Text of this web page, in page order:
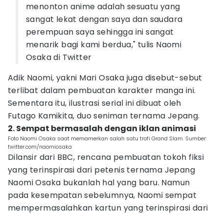
menonton anime adalah sesuatu yang
sangat lekat dengan saya dan saudara
perempuan saya sehingga ini sangat
menarik bagi kami berdua," tulis Naomi
Osaka di Twitter
Adik Naomi, yakni Mari Osaka juga disebut-sebut
terlibat dalam pembuatan karakter manga ini.
Sementara itu, ilustrasi serial ini dibuat oleh
Futago Kamikita, duo seniman ternama Jepang.
2. Sempat bermasalah dengan iklan animasi
Foto Naomi Osaka saat memamerkan salah satu trofi Grand Slam. Sumber:
twitter.com/naomiosaka
Dilansir dari BBC, rencana pembuatan tokoh fiksi
yang terinspirasi dari petenis ternama Jepang
Naomi Osaka bukanlah hal yang baru. Namun
pada kesempatan sebelumnya, Naomi sempat
mempermasalahkan kartun yang terinspirasi dari